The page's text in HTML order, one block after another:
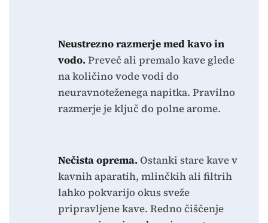
Neustrezno razmerje med kavo in
vodo.Preveč ali premalo kave glede
na količino vode vodi do
neuravnoteženega napitka. Pravilno
razmerje je ključ do polne arome.
Nečista oprema.Ostanki stare kave v
kavnih aparatih, mlinčkih ali filtrih
lahko pokvarijo okus sveže
pripravljene kave. Redno čiščenje